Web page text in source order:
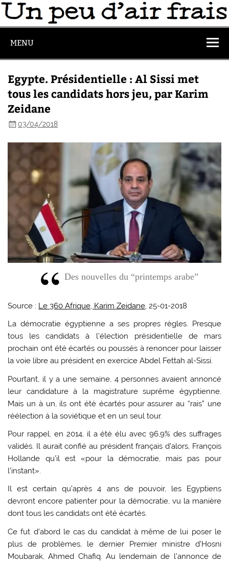
MENU
Egypte. Présidentielle : Al Sissi met
tous les candidats hors jeu, par Karim
Zeidane
03/04/2018
Des nouvelles du “printemps arabe”
Source : Le 360 Afrique, Karim Zeidane, 25-01-2018
La démocratie égyptienne a ses propres règles. Presque
tous les candidats à l’élection présidentielle de mars
prochain ont été écartés ou poussés à renoncer pour laisser
la voie libre au président en exercice Abdel Fettah al-Sissi.
Pourtant, il y a une semaine, 4 personnes avaient annoncé
leur candidature à la magistrature suprême égyptienne.
Mais un à un, ils ont été écartés pour assurer au “rais” une
réélection à la soviétique et en un seul tour.
Pour rappel, en 2014, il a été élu avec 96,9% des suffrages
validés. Il aurait confié au président français d’alors, François
Hollande qu’il est «pour la démocratie, mais pas pour
l’instant».
Il est certain qu’après 4 ans de pouvoir, les Egyptiens
devront encore patienter pour la démocratie, vu la manière
dont tous les candidats ont été écartés.
Ce fut d’abord le cas du candidat à même de lui poser le
plus de problèmes, le dernier Premier ministre d’Hosni
Moubarak, Ahmed Chafiq. Au lendemain de l’annonce de